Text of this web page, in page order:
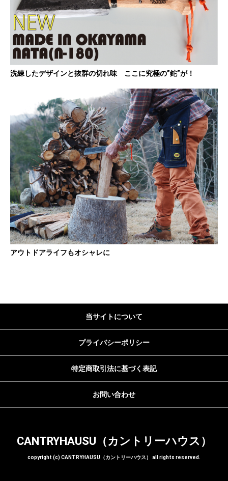
洗練したデザインと抜群の切れ味 ここに究極の”鉈”が！
アウトドアライフもオシャレに
当サイトについて
プライバシーポリシー
特定商取引法に基づく表記
お問い合わせ
CANTRYHAUSU（カントリーハウス）
copyright (c) CANTRYHAUSU（カントリーハウス） all rights reserved.